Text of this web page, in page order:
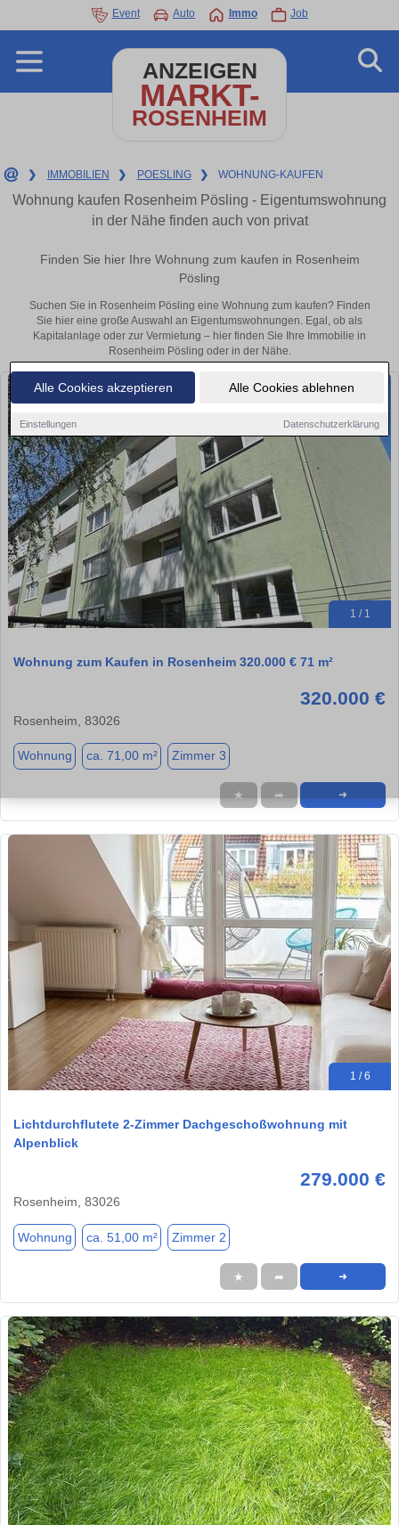
Alle Cookies akzeptieren Alle Cookies ablehnen
Einstellungen Datenschutzerklärung
Event Auto Immo Job
ANZEIGEN
MARKT-
ROSENHEIM
❯ IMMOBILIEN ❯ POESLING ❯ WOHNUNG-KAUFEN
Wohnung kaufen Rosenheim Pösling - Eigentumswohnung
in der Nähe finden auch von privat
Finden Sie hier Ihre Wohnung zum kaufen in Rosenheim
Pösling
Suchen Sie in Rosenheim Pösling eine Wohnung zum kaufen? Finden
Sie hier eine große Auswahl an Eigentumswohnungen. Egal, ob als
Kapitalanlage oder zur Vermietung – hier finden Sie Ihre Immobilie in
Rosenheim Pösling oder in der Nähe.
1 / 1
Wohnung zum Kaufen in Rosenheim 320.000 € 71 m²
320.000 €
Rosenheim, 83026
Wohnung ca. 71,00 m² Zimmer 3
★ ➦ ➜
1 / 6
Lichtdurchflutete 2-Zimmer Dachgeschoßwohnung mit
Alpenblick
279.000 €
Rosenheim, 83026
Wohnung ca. 51,00 m² Zimmer 2
★ ➦ ➜